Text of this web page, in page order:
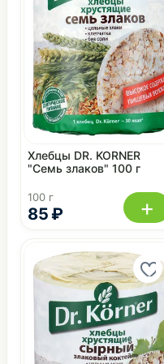
85 ₽
Хлебцы DR. KORNER
"Семь злаков" 100 г
100 г +